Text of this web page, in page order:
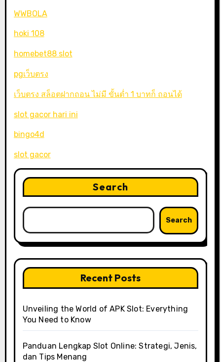
WWBOLA
hoki 108
homebet88 slot
pgเว็บตรง
เว็บตรง สล็อตฝากถอน ไม่มี ขั้นต่ำ 1 บาทก็ ถอนได้
slot gacor hari ini
bingo4d
slot gacor
Search
Search
Recent Posts
Unveiling the World of APK Slot: Everything
You Need to Know
Panduan Lengkap Slot Online: Strategi, Jenis,
dan Tips Menang